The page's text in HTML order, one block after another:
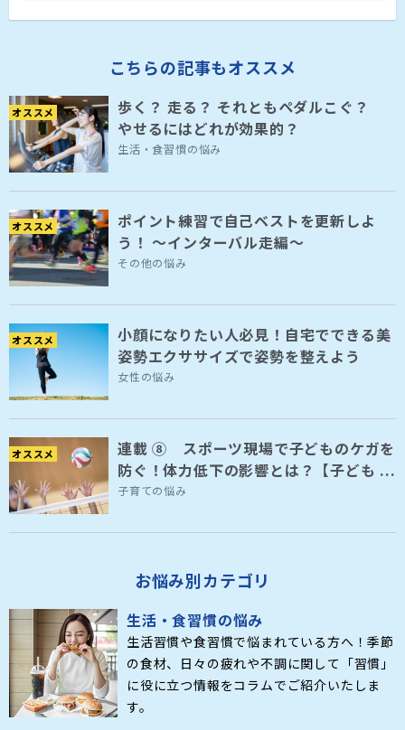
こちらの記事もオススメ
オススメ
歩く？ 走る？ それともペダルこぐ？
やせるにはどれが効果的？
生活・食習慣の悩み
オススメ
ポイント練習で自己ベストを更新しよ
う！ ～インターバル走編～
その他の悩み
オススメ
小顔になりたい人必見！自宅でできる美
姿勢エクササイズで姿勢を整えよう
女性の悩み
オススメ
連載 ⑧ スポーツ現場で子どものケガを
防ぐ！体力低下の影響とは？【子ども ...
子育ての悩み
お悩み別カテゴリ
生活・食習慣の悩み
生活習慣や食習慣で悩まれている方へ！季節
の食材、日々の疲れや不調に関して「習慣」
に役に立つ情報をコラムでご紹介いたしま
す。